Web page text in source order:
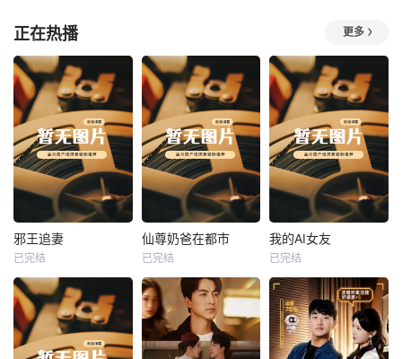
正在热播 更多
热播
邪王追妻
未知
邪王追妻
已完结
热播
未知
仙尊奶爸在都市
已完结
热播
我的AI女友
未知
我的AI女友
已完结